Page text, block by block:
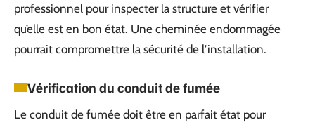
professionnel pour inspecter la structure et vérifier
qu’elle est en bon état. Une cheminée endommagée
pourrait compromettre la sécurité de l’installation.
Vérification du conduit de fumée
Le conduit de fumée doit être en parfait état pour